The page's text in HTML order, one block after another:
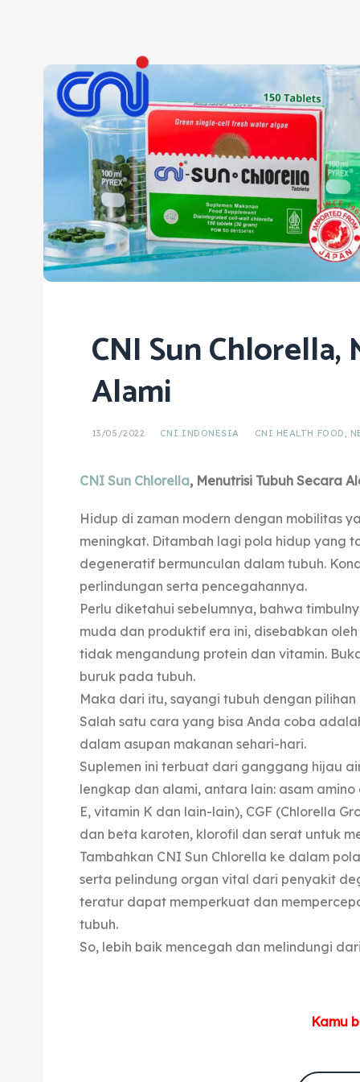
CNI Sun
Alami
13/05/2022 CNI INDONESIA CNI HEALTH FOOD,
CNI Sun Chlorella, Menutrisi Tubuh Secara
Hidup di zaman modern dengan mobilitas
meningkat. Ditambah lagi pola hidup yang
degeneratif bermunculan dalam tubuh.
perlindungan serta pencegahannya.
Perlu diketahui sebelumnya, bahwa
muda dan produktif era ini, disebabkan
tidak mengandung protein dan vitamin.
buruk pada tubuh.
Maka dari itu, sayangi tubuh dengan
Salah satu cara yang bisa Anda coba
dalam asupan makanan sehari-hari.
Suplemen ini terbuat dari ganggang hijau
lengkap dan alami, antara lain: asam
E, vitamin K dan lain-lain), CGF (Chlorella
dan beta karoten, klorofil dan serat untuk
Tambahkan CNI Sun Chlorella ke dalam
serta pelindung organ vital dari penyakit
teratur dapat memperkuat dan
tubuh.
So, lebih baik mencegah dan melindungi
Kamu